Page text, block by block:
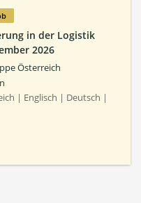
in der Logistik
2026
Österreich
| Englisch | Deutsch |